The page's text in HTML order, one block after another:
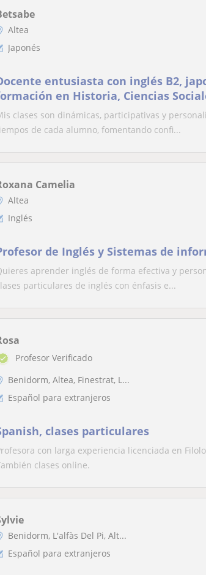
Altea
Japonés
entusiasta con inglés B2,
en Historia, Ciencias
disponibilidad!
clases son dinámicas, participativas y
de cada alumno, fomentando confi...
Camelia
Altea
Inglés
de Inglés y Sistemas de
aprender inglés de forma efectiva y
particulares de inglés con énfasis e...
Profesor Verificado
Benidorm, Altea, Finestrat, L...
Español para extranjeros
clases particulares
con larga experiencia licenciada en
clases online.
Benidorm, L'alfàs Del Pi, Alt...
Español para extranjeros